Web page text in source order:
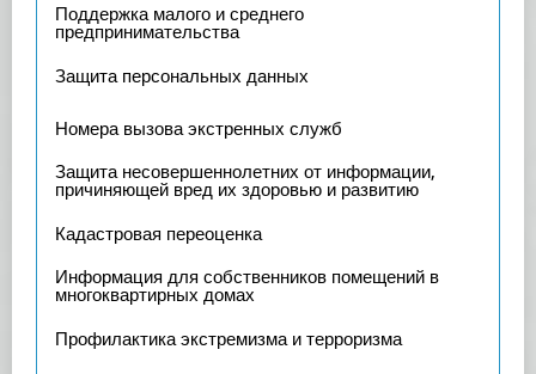
Поддержка малого и среднего
предпринимательства
Защита персональных данных
Номера вызова экстренных служб
Защита несовершеннолетних от информации,
причиняющей вред их здоровью и развитию
Кадастровая переоценка
Информация для собственников помещений в
многоквартирных домах
Профилактика экстремизма и терроризма